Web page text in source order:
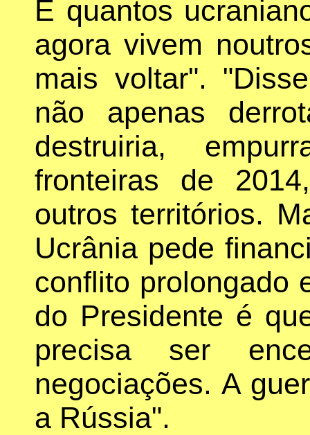
E quantos
agora vivem
mais voltar".
não apenas
destruiria,
fronteiras de
outros territórios.
Ucrânia pede
conflito prolongado
do Presidente é
precisa ser
negociações. A
a Rússia".